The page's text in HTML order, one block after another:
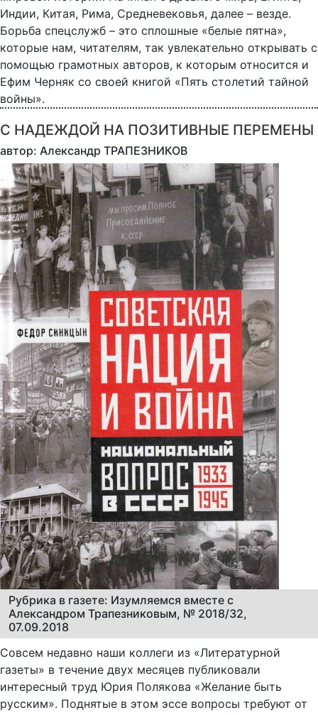
Индии, Китая, Рима, Средневековья, далее – везде.
Борьба спецслужб – это сплошные «белые пятна»,
которые нам, читателям, так увлекательно открывать с
помощью грамотных авторов, к которым относится и
Ефим Черняк со своей книгой «Пять столетий тайной
войны».
С НАДЕЖДОЙ НА ПОЗИТИВНЫЕ ПЕРЕМЕНЫ
автор: Александр ТРАПЕЗНИКОВ
Рубрика в газете: Изумляемся вместе с
Александром Трапезниковым, № 2018/32,
07.09.2018
Совсем недавно наши коллеги из «Литературной
газеты» в течение двух месяцев публиковали
интересный труд Юрия Полякова «Желание быть
русским». Поднятые в этом эссе вопросы требуют от